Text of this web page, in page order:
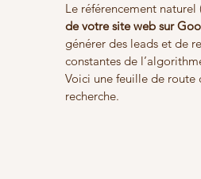
Le référencement
de votre site web sur
générer des leads et de
constantes de
Voici une feuille de
recherche.